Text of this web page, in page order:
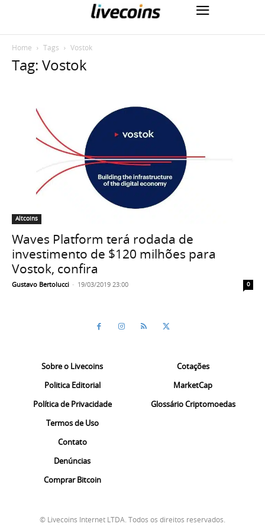
Home Tags Vostok
Tag: Vostok
Altcoins
Waves Platform terá rodada de
investimento de $120 milhões para
Vostok, confira
Gustavo Bertolucci - 19/03/2019 23:00 0
Sobre o Livecoins
Politica Editorial
Política de Privacidade
Termos de Uso
Contato
Denúncias
Comprar Bitcoin
Cotações
MarketCap
Glossário Criptomoedas
© Livecoins Internet LTDA. Todos os direitos reservados.